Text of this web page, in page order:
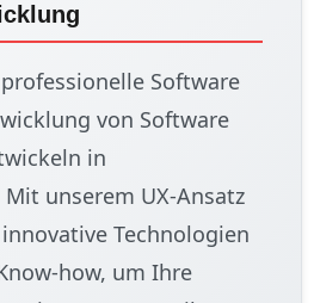
Software
von Software
in
unserem UX-Ansatz
Technologien
how, um Ihre